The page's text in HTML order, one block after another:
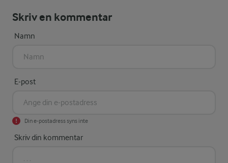
Skriv en kommentar
Namn
E-post
Din e-postadress syns inte
Skriv din kommentar